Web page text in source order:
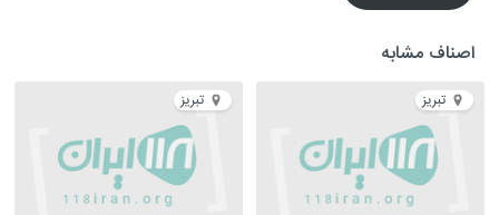
اصناف مشابه
تبریز تبریز